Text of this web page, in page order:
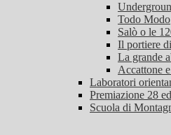
Todo Modo
Salò o le
Il portiere
La grande
Accattone
Laboratori
Premiazione 28
Scuola di